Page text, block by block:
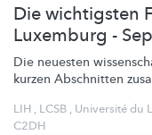
Die wichtigsten
Luxemburg -
Die neuesten
kurzen Abschnitten
LIH , LCSB , Université du
C2DH